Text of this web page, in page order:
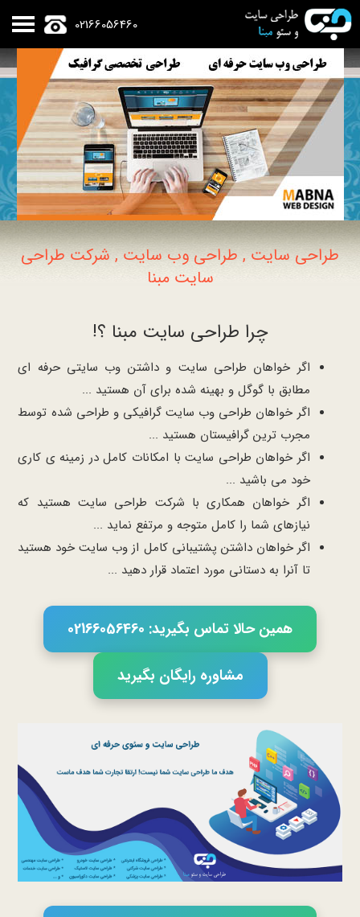
02166056460
طراحی سایت , طراحی وب سایت , شرکت طراحی
سایت مبنا
چرا طراحی سایت مبنا ؟!
اگر خواهان طراحی سایت و داشتن وب سایتی حرفه ای
مطابق با گوگل و بهینه شده برای آن هستید ...
اگر خواهان طراحی وب سایت گرافیکی و طراحی شده توسط
مجرب ترین گرافیستان هستید ...
اگر خواهان طراحی سایت با امکانات کامل در زمینه ی کاری
خود می باشید ...
اگر خواهان همکاری با شرکت طراحی سایت هستید که
نیازهای شما را کامل متوجه و مرتفع نماید ...
اگر خواهان داشتن پشتیبانی کامل از وب سایت خود هستید
تا آنرا به دستانی مورد اعتماد قرار دهید ...
همین حالا تماس بگیرید: 02166056460
مشاوره رایگان بگیرید